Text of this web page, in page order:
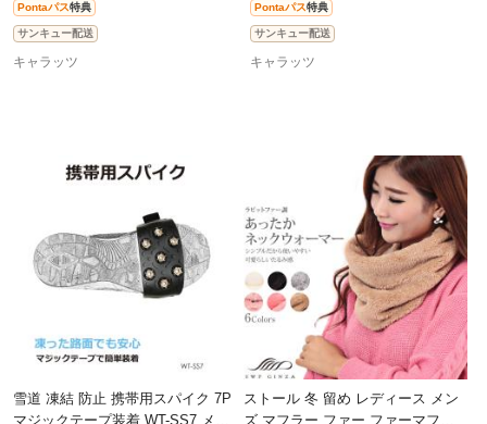
Pontaパス特典
サンキュー配送
キャラッツ
Pontaパス特典
サンキュー配送
キャラッツ
雪道 凍結 防止 携帯用スパイク 7P
マジックテープ装着 WT-SS7 メー
ストール 冬 留め レディース メン
ズ マフラー ファー ファーマフラ